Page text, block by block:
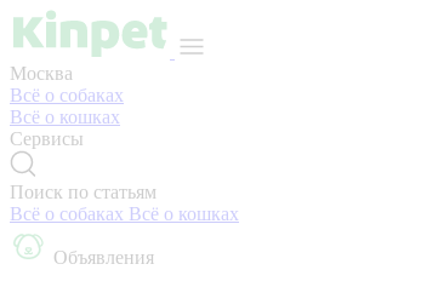
Москва
Всё о собаках
Всё о кошках
Сервисы
Поиск по статьям
Всё о собаках Всё о кошках
Объявления